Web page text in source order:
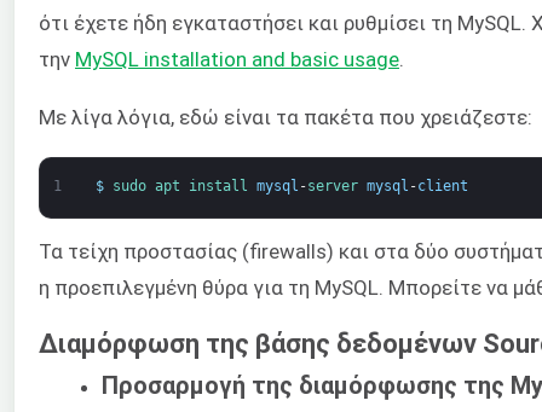
ότι έχετε ήδη εγκαταστήσει και ρυθμίσει τη
την MySQL installation and basic usage
Με λίγα λόγια, εδώ είναι τα πακέτα που χρειάζεστε:
1 $ sudo apt install mysql -server mysql -client
Τα τείχη προστασίας (firewalls) και στα δύο
η προεπιλεγμένη θύρα για τη MySQL. Μπορείτε να
Διαμόρφωση της βάσης δεδομένων
Προσαρμογή της διαμόρφωσης της